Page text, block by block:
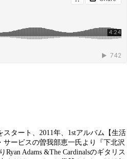
タート、2011年、1stアルバム【生活
ービスの曽我部恵一氏より『下北沢
Adams &The Cardinalsのギタリス